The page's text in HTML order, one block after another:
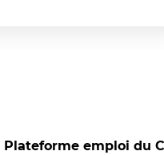
Plateforme emploi du